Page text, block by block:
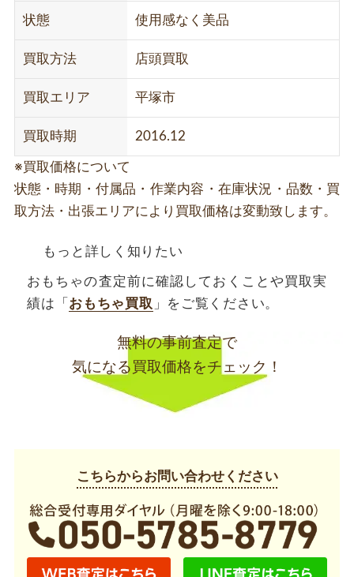
状態 使用感なく美品
買取方法 店頭買取
買取エリア 平塚市
買取時期 2016.12
※買取価格について
状態・時期・付属品・作業内容・在庫状況・品数・買
取方法・出張エリアにより買取価格は変動致します。
もっと詳しく知りたい
おもちゃの査定前に確認しておくことや買取実
績は「 おもちゃ買取 」をご覧ください。
無料の事前査定で
気になる買取価格をチェック！
こちらからお問い合わせください